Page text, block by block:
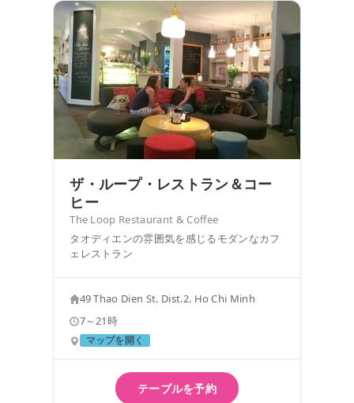
ザ・ループ・レストラン＆コー
ヒー
The Loop Restaurant & Coffee
タオディエンの雰囲気を感じるモダンなカフ
ェレストラン
49 Thao Dien St. Dist.2. Ho Chi Minh
7～21時
マップを開く
テーブルを予約